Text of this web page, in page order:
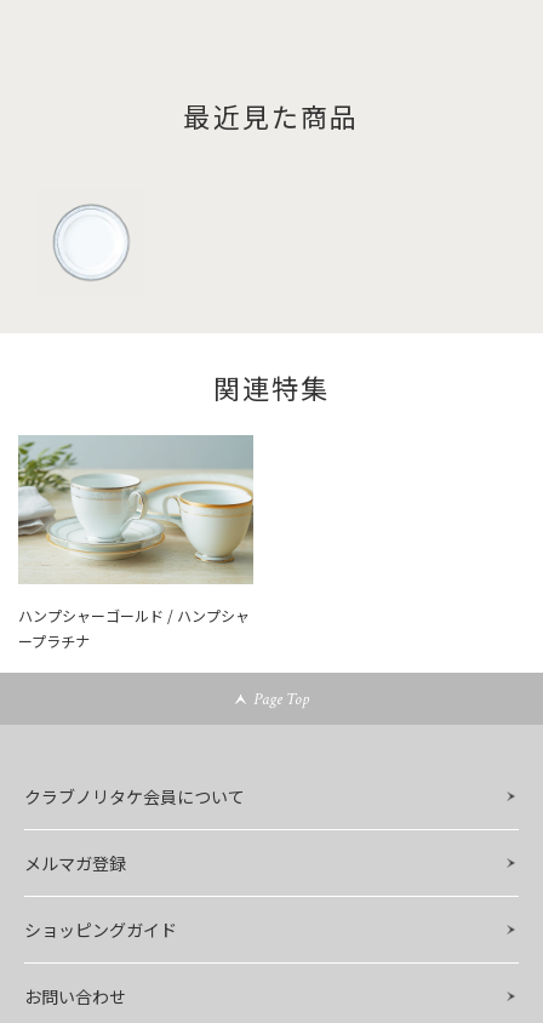
最近見た商品
関連特集
ハンプシャーゴールド / ハンプシャ
ープラチナ
Page Top
クラブノリタケ会員について
メルマガ登録
ショッピングガイド
お問い合わせ